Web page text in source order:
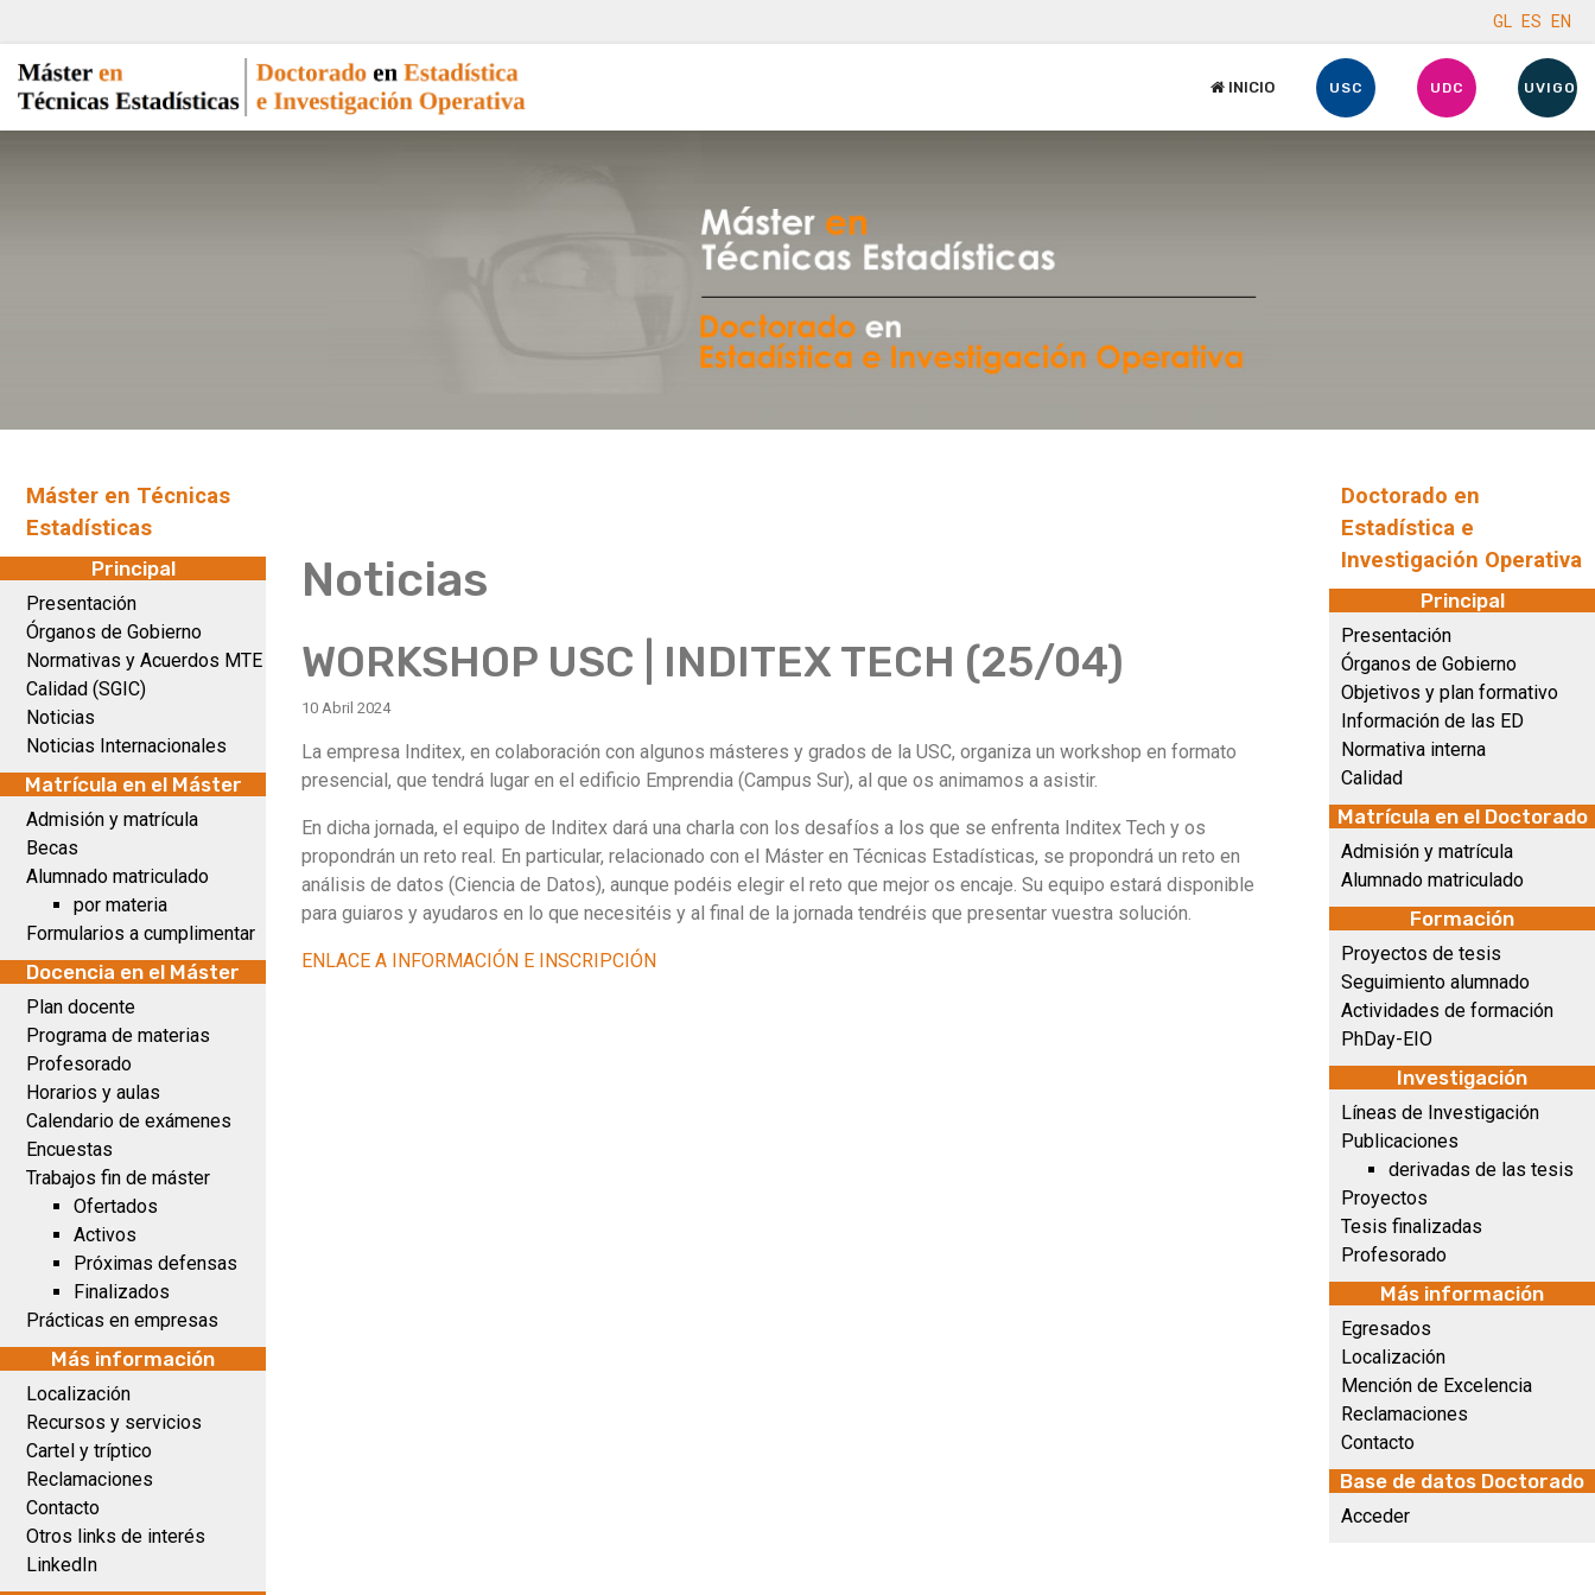
GL ES EN
INICIO USC UDC UVIGO
Máster en Técnicas
Estadísticas
Principal
Presentación
Órganos de Gobierno
Normativas y Acuerdos MTE
Calidad (SGIC)
Noticias
Noticias Internacionales
Matrícula en el Máster
Admisión y matrícula
Becas
Alumnado matriculado
por materia
Formularios a cumplimentar
Docencia en el Máster
Plan docente
Programa de materias
Profesorado
Horarios y aulas
Calendario de exámenes
Encuestas
Trabajos fin de máster
Ofertados
Activos
Próximas defensas
Finalizados
Prácticas en empresas
Más información
Localización
Recursos y servicios
Cartel y tríptico
Reclamaciones
Contacto
Otros links de interés
LinkedIn
Noticias
WORKSHOP USC | INDITEX TECH (25/04)
10 Abril 2024
La empresa Inditex, en colaboración con algunos másteres y grados de la USC, organiza un workshop en formato
presencial, que tendrá lugar en el edificio Emprendia (Campus Sur), al que os animamos a asistir.
En dicha jornada, el equipo de Inditex dará una charla con los desafíos a los que se enfrenta Inditex Tech y os
propondrán un reto real. En particular, relacionado con el Máster en Técnicas Estadísticas, se propondrá un reto en
análisis de datos (Ciencia de Datos), aunque podéis elegir el reto que mejor os encaje. Su equipo estará disponible
para guiaros y ayudaros en lo que necesitéis y al final de la jornada tendréis que presentar vuestra solución.
ENLACE A INFORMACIÓN E INSCRIPCIÓN
Doctorado en
Estadística e
Investigación Operativa
Principal
Presentación
Órganos de Gobierno
Objetivos y plan formativo
Información de las ED
Normativa interna
Calidad
Matrícula en el Doctorado
Admisión y matrícula
Alumnado matriculado
Formación
Proyectos de tesis
Seguimiento alumnado
Actividades de formación
PhDay-EIO
Investigación
Líneas de Investigación
Publicaciones
derivadas de las tesis
Proyectos
Tesis finalizadas
Profesorado
Más información
Egresados
Localización
Mención de Excelencia
Reclamaciones
Contacto
Base de datos Doctorado
Acceder